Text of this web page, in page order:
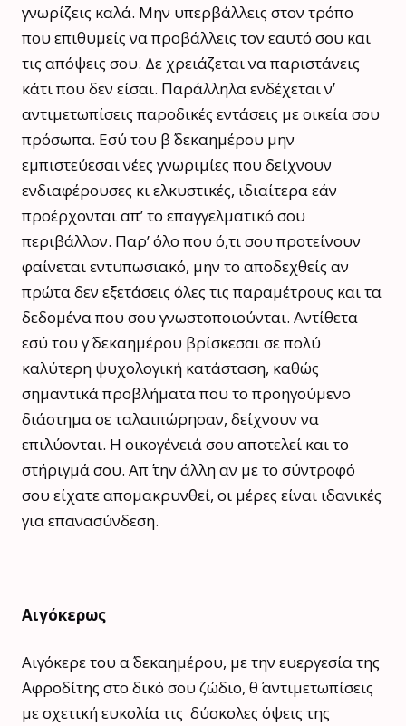
γνωρίζεις καλά. Μην υπερβάλλεις στον τρόπο
που επιθυμείς να προβάλλεις τον εαυτό σου και
τις απόψεις σου. Δε χρειάζεται να παριστάνεις
κάτι που δεν είσαι. Παράλληλα ενδέχεται ν’
αντιμετωπίσεις παροδικές εντάσεις με οικεία σου
πρόσωπα. Εσύ του β΄ δεκαημέρου μην
εμπιστεύεσαι νέες γνωριμίες που δείχνουν
ενδιαφέρουσες κι ελκυστικές, ιδιαίτερα εάν
προέρχονται απ’ το επαγγελματικό σου
περιβάλλον. Παρ’ όλο που ό,τι σου προτείνουν
φαίνεται εντυπωσιακό, μην το αποδεχθείς αν
πρώτα δεν εξετάσεις όλες τις παραμέτρους και τα
δεδομένα που σου γνωστοποιούνται. Αντίθετα
εσύ του γ΄ δεκαημέρου βρίσκεσαι σε πολύ
καλύτερη ψυχολογική κατάσταση, καθώς
σημαντικά προβλήματα που το προηγούμενο
διάστημα σε ταλαιπώρησαν, δείχνουν να
επιλύονται. Η οικογένειά σου αποτελεί και το
στήριγμά σου. Απ΄ την άλλη αν με το σύντροφό
σου είχατε απομακρυνθεί, οι μέρες είναι ιδανικές
για επανασύνδεση.
Αιγόκερως
Αιγόκερε του α΄ δεκαημέρου, με την ευεργεσία της
Αφροδίτης στο δικό σου ζώδιο, θ΄ αντιμετωπίσεις
με σχετική ευκολία τις δύσκολες όψεις της